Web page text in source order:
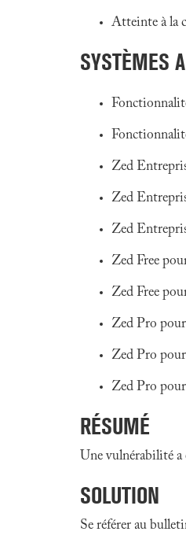
Atteinte à la
SYSTÈMES
Zed
Zed
Zed
Zed Free
Zed Free
Zed Pro
Zed Pro
Zed Pro
RÉSUMÉ
Une vulnérabilité a
SOLUTION
Se référer au